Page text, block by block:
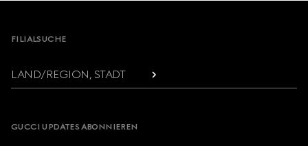
FILIALSUCHE
LAND/REGION, STADT
GUCCI UPDATES ABONNIEREN